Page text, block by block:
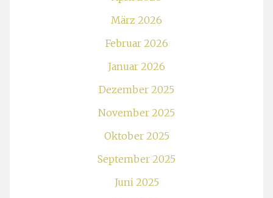
März 2026
Februar 2026
Januar 2026
Dezember 2025
November 2025
Oktober 2025
September 2025
Juni 2025